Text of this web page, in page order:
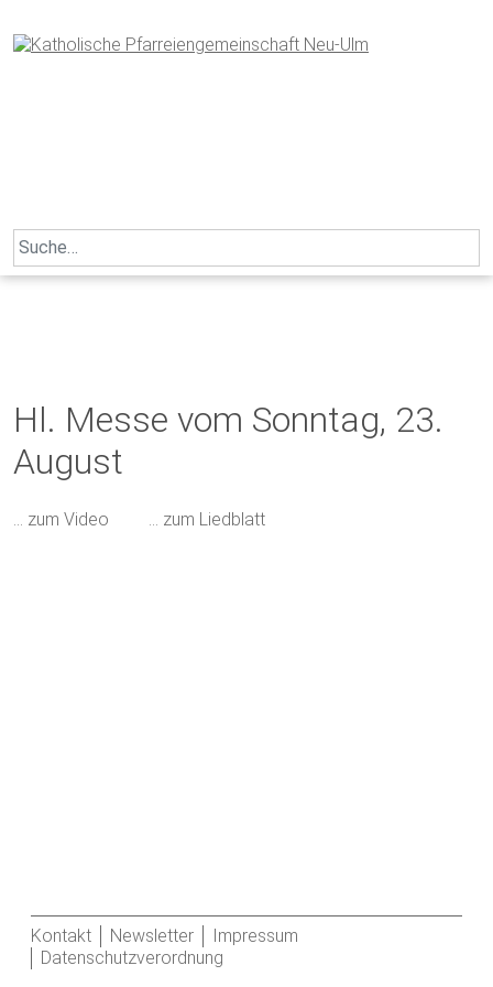
to
content
Search
for:
Hl. Messe vom Sonntag, 23.
August
… zum Video … zum Liedblatt
Kontakt Newsletter
Impressum
Datenschutzverordnung